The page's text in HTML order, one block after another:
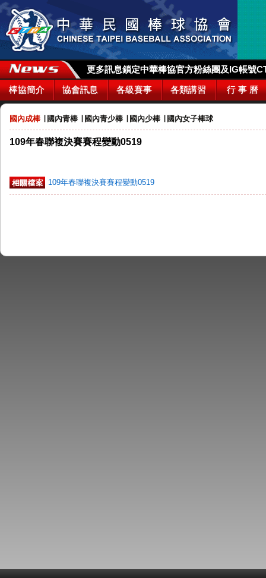
更多訊息鎖定中華棒協官方粉絲團及IG帳號
棒協簡介 協會訊息 各級賽事 各類講習 行 事 曆
國內成棒 國內青棒 國內青少棒 國內少棒 國內女子棒球
109年春聯複決賽賽程變動0519
109年春聯複決賽賽程變動0519